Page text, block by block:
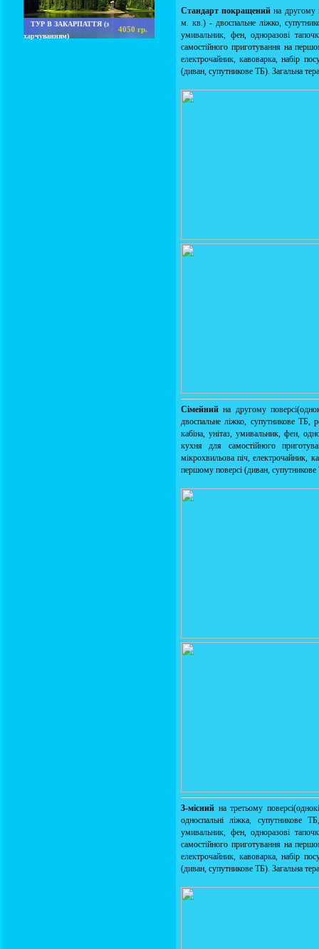
ТУР В ЗАКАРПАТТЯ (з
харчуванням)
4050 гр.
Стандарт покращений на другому
м. кв.) - двоспальне ліжко,
умивальник, фен, одноразові
самостійного приготування на
електрочайник, кавоварка, набір
(диван, супутникове ТБ). Загальна
Сімейний на другому
двоспальне ліжко, супутникове ТБ,
кабіна, унітаз, умивальник, фен,
кухня для самостійного
мікрохвильова піч, електрочайник,
першому поверсі (диван,
3-місний на третьому
односпальні ліжка, супутникове
умивальник, фен, одноразові
самостійного приготування на
електрочайник, кавоварка, набір
(диван, супутникове ТБ). Загальна